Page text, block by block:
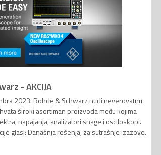
- AKCIJA
2023. Rohde & Schwarz nudi neverovatnu
široki asortiman proizvoda među kojima
napajanja, analizatori snage i osciloskopi.
glasi: Današnja rešenja, za sutrašnje izazove.